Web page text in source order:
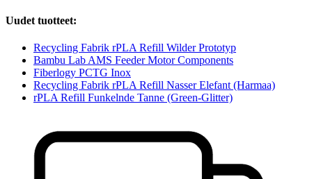
Uudet tuotteet:
Recycling Fabrik rPLA Refill Wilder Prototyp
Bambu Lab AMS Feeder Motor Components
Fiberlogy PCTG Inox
Recycling Fabrik rPLA Refill Nasser Elefant (Harmaa)
rPLA Refill Funkelnde Tanne (Green-Glitter)